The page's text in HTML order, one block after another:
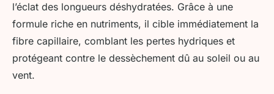
l’éclat des longueurs déshydratées. Grâce à une
formule riche en nutriments, il cible immédiatement la
fibre capillaire, comblant les pertes hydriques et
protégeant contre le dessèchement dû au soleil ou au
vent.